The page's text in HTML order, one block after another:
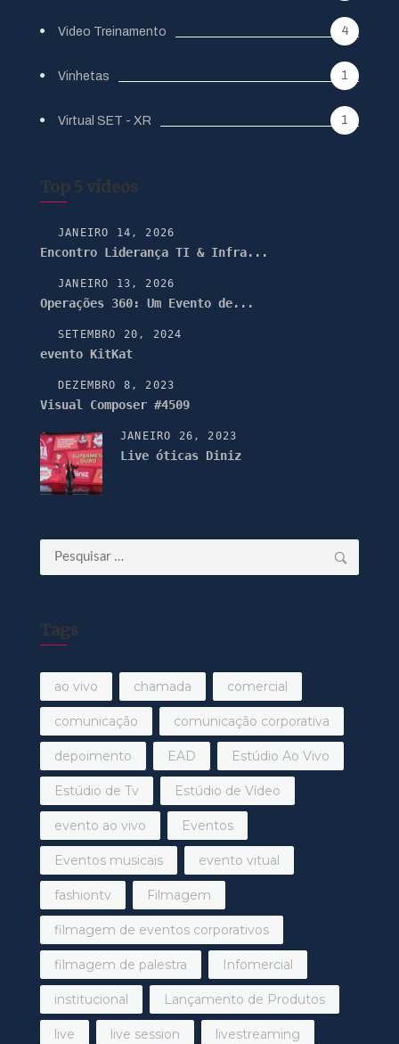
Video Treinamento 4
Vinhetas 1
Virtual SET - XR 1
Top 5 vídeos
JANEIRO 14, 2026
Encontro Liderança TI & Infra...
JANEIRO 13, 2026
Operações 360: Um Evento de...
SETEMBRO 20, 2024
evento KitKat
DEZEMBRO 8, 2023
Visual Composer #4509
JANEIRO 26, 2023
Live óticas Diniz
Pesquisar
por:
Tags
ao vivo chamada comercial
comunicação comunicação corporativa
depoimento EAD Estúdio Ao Vivo
Estúdio de Tv Estúdio de Vídeo
evento ao vivo Eventos
Eventos musicais evento vitual
fashiontv Filmagem
filmagem de eventos corporativos
filmagem de palestra Infomercial
institucional Lançamento de Produtos
live live session livestreaming